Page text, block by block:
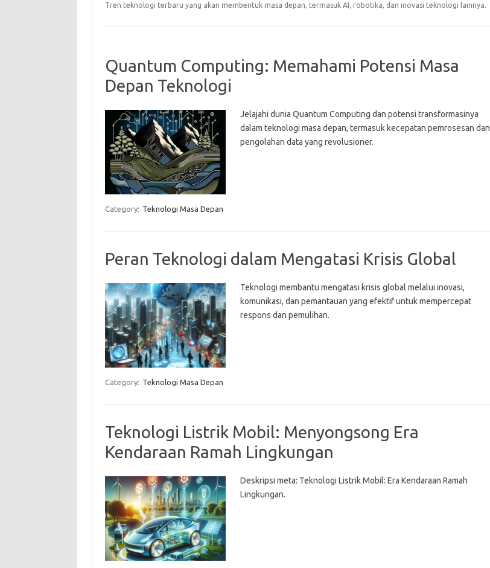
Tren teknologi terbaru yang akan membentuk masa depan, termasuk AI, robotika, dan inovasi teknologi lainnya.
Quantum Computing: Memahami Potensi Masa
Depan Teknologi
Jelajahi dunia Quantum Computing dan potensi transformasinya
dalam teknologi masa depan, termasuk kecepatan pemrosesan dan
pengolahan data yang revolusioner.
Category: Teknologi Masa Depan
Peran Teknologi dalam Mengatasi Krisis Global
Teknologi membantu mengatasi krisis global melalui inovasi,
komunikasi, dan pemantauan yang efektif untuk mempercepat
respons dan pemulihan.
Category: Teknologi Masa Depan
Teknologi Listrik Mobil: Menyongsong Era
Kendaraan Ramah Lingkungan
Deskripsi meta: Teknologi Listrik Mobil: Era Kendaraan Ramah
Lingkungan.